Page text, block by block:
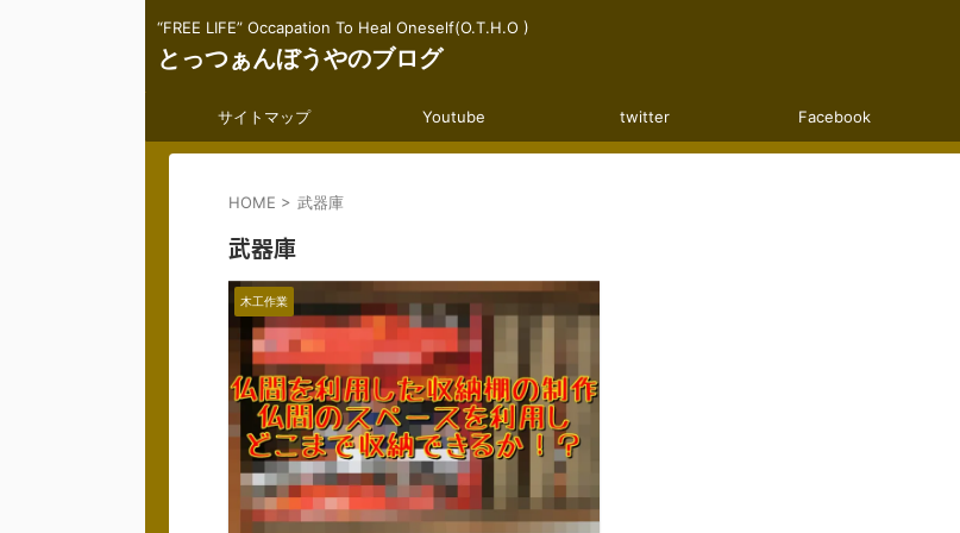
“FREE LIFE” Occapation To Heal Oneself(O.T.H.O )
とっつぁんぼうやのブログ
サイトマップ Youtube twitter Facebook
HOME > 武器庫
武器庫
木工作業